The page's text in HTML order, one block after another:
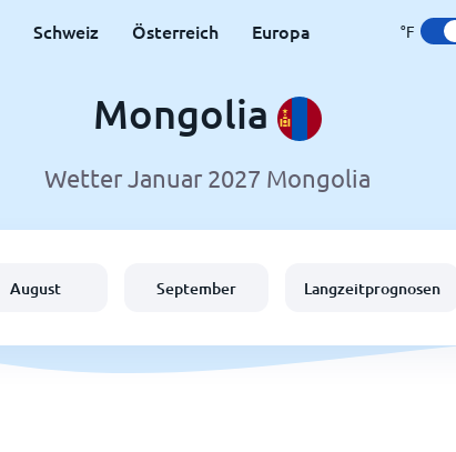
Schweiz Österreich Europa °F
Mongolia
Wetter Januar 2027 Mongolia
August September Langzeitprognosen